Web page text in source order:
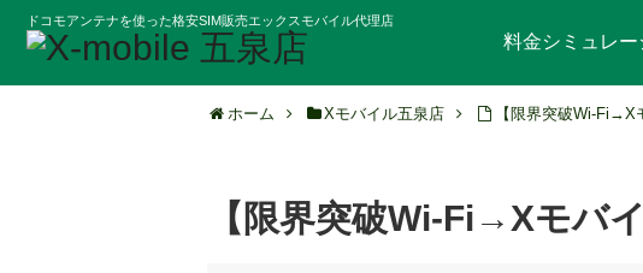
ドコモアンテナを使った格安SIM販売エックスモバイル代理店
料金シミュレー
ホーム Xモバイル五泉店 【限界突破Wi-Fi→X
【限界突破Wi-Fi→Xモバ